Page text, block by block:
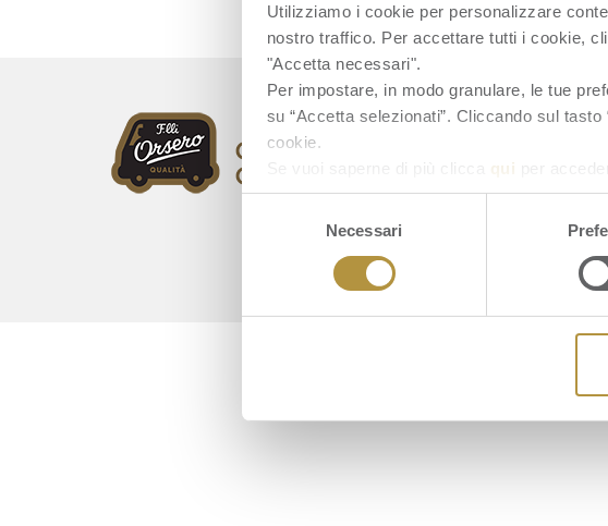
Utilizziamo i cookie per personalizzare
nostro traffico. Per accettare tutti i cookie,
"Accetta necessari".
Per impostare, in modo granulare, le tue
su “Accetta selezionati”. Cliccando sul
cookie.
Se vuoi saperne di più clicca
qui per
Necessari